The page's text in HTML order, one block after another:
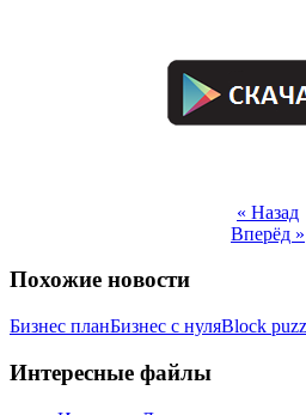
« Назад
Вперёд »
Похожие новости
Бизнес планБизнес с нуляBlock
Интересные файлы